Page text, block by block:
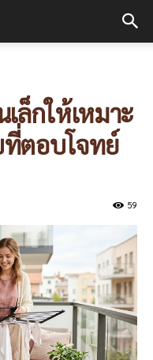
ล็กให้เหมาะ
ตอบโจทย์
59